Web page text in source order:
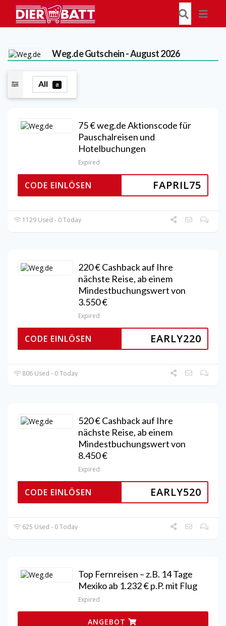
Weg.deGutschein - August 2026
All 8
75 € weg.de Aktionscode für
Pauschalreisen und
Hotelbuchungen
Expired
FAPRIL75
CODE EINLÖSEN
1129 Used - 0 Today
220 € Cashback auf Ihre
nächste Reise, ab einem
Mindestbuchungswert von
3.550 €
Expired
EARLY220
CODE EINLÖSEN
806 Used - 0 Today
520 € Cashback auf Ihre
nächste Reise, ab einem
Mindestbuchungswert von
8.450 €
Expired
EARLY520
CODE EINLÖSEN
625 Used - 0 Today
Top Fernreisen – z.B. 14 Tage
Mexiko ab 1.232 € p.P. mit Flug
Expired
ANGEBOT